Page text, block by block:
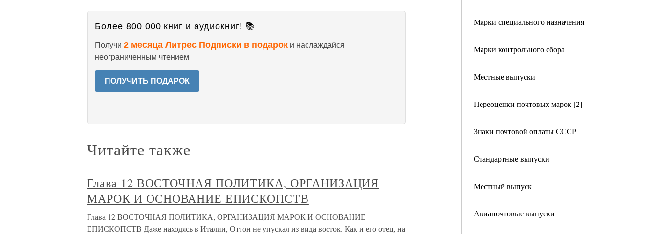
Марки специального назначения
Марки контрольного сбора
Местные выпуски
Переоценки почтовых марок [2]
Знаки почтовой оплаты СССР
Стандартные выпуски
Местный выпуск
Авиапочтовые выпуски
Более 800 000 книг и аудиокниг! 📚
Получи 2 месяца Литрес Подписки в подарок и наслаждайся
неограниченным чтением
ПОЛУЧИТЬ ПОДАРОК
Читайте также
Глава 12 ВОСТОЧНАЯ ПОЛИТИКА, ОРГАНИЗАЦИЯ
МАРОК И ОСНОВАНИЕ ЕПИСКОПСТВ
Глава 12 ВОСТОЧНАЯ ПОЛИТИКА, ОРГАНИЗАЦИЯ МАРОК И ОСНОВАНИЕ
ЕПИСКОПСТВ Даже находясь в Италии, Оттон не упускал из вида восток. Как и его отец, на